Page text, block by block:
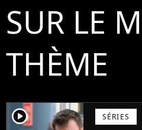
SUR LE
THÈME
player2 SÉRIES